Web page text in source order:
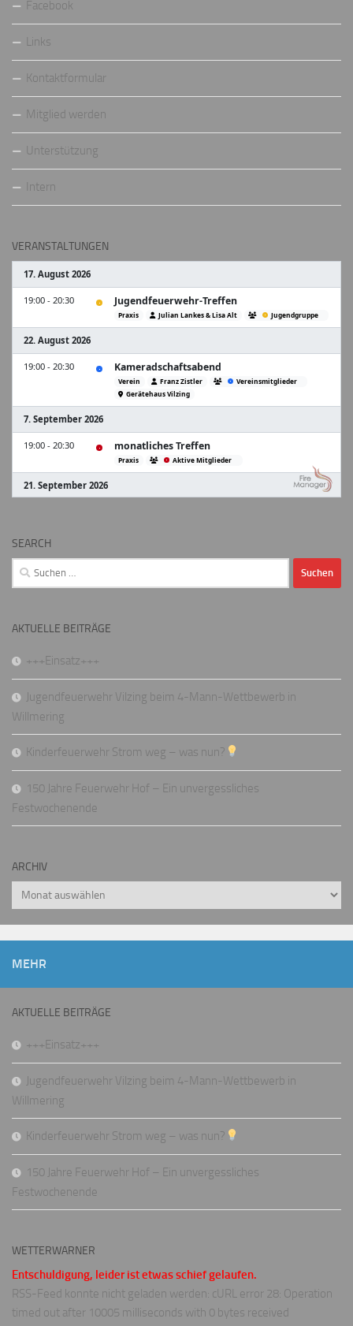
Facebook
Links
Kontaktformular
Mitglied werden
Unterstützung
Intern
VERANSTALTUNGEN
SEARCH
Suchen
nach:
AKTUELLE BEITRÄGE
+++Einsatz+++
Jugendfeuerwehr Vilzing beim 4-Mann-Wettbewerb in
Willmering
Kinderfeuerwehr Strom weg – was nun?
150 Jahre Feuerwehr Hof – Ein unvergessliches
Festwochenende
ARCHIV
Archiv
MEHR
AKTUELLE BEITRÄGE
+++Einsatz+++
Jugendfeuerwehr Vilzing beim 4-Mann-Wettbewerb in
Willmering
Kinderfeuerwehr Strom weg – was nun?
150 Jahre Feuerwehr Hof – Ein unvergessliches
Festwochenende
WETTERWARNER
Entschuldigung, leider ist etwas schief gelaufen.
RSS-Feed konnte nicht geladen werden: cURL error 28: Operation
timed out after 10005 milliseconds with 0 bytes received